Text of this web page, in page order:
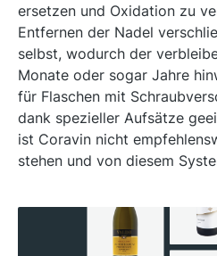
ersetzen und Oxidation zu
Entfernen der Nadel
selbst, wodurch der
Monate oder sogar Jahre
für Flaschen mit
dank spezieller Aufsätze
ist Coravin nicht
stehen und von diesem